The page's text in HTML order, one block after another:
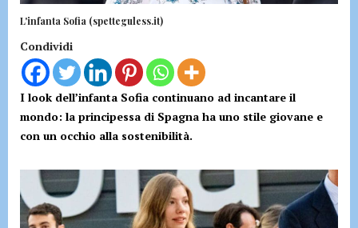
L'infanta Sofia (spetteguless.it)
Condividi
I look dell’infanta Sofia continuano ad incantare il
mondo: la principessa di Spagna ha uno stile giovane e
con un occhio alla sostenibilità.